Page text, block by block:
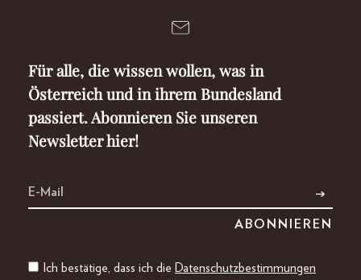
Für alle, die wissen wollen, was in
Österreich und in ihrem Bundesland
passiert. Abonnieren Sie unseren
Newsletter hier!
Ich bestätige, dass ich die Datenschutzbestimmungen